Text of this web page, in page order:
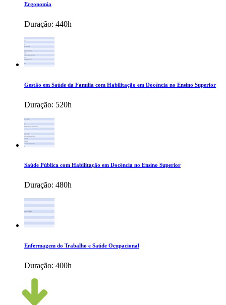
Ergonomia
Duração: 440h
Gestão em Saúde da Família com Habilitação em Docência no Ensino Superior
Duração: 520h
Saúde Pública com Habilitação em Docência no Ensino Superior
Duração: 480h
Enfermagem do Trabalho e Saúde Ocupacional
Duração: 400h